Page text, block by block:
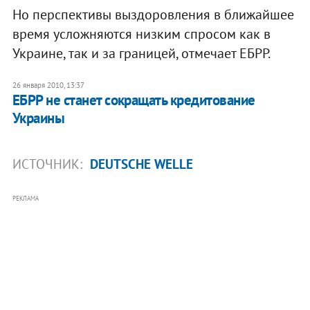
Но перспективы выздоровления в ближайшее
время усложняются низким спросом как в
Украине, так и за границей, отмечает ЕБРР.
26 января 2010, 13:37
ЕБРР не станет сокращать кредитование
Украины
ИСТОЧНИК: DEUTSCHE WELLE
РЕКЛАМА